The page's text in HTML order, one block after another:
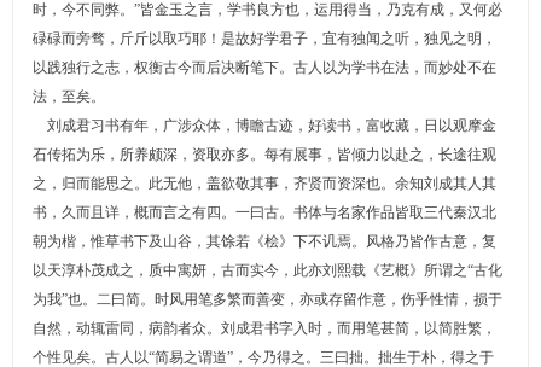
时，今不同弊。”皆金玉之言，学书良方也，运用得当，乃克有成，又何必
碌碌而旁骛，斤斤以取巧耶！是故好学君子，宜有独闻之听，独见之明，
以践独行之志，权衡古今而后决断笔下。古人以为学书在法，而妙处不在
法，至矣。
刘成君习书有年，广涉众体，博瞻古迹，好读书，富收藏，日以观摩金
石传拓为乐，所养颇深，资取亦多。每有展事，皆倾力以赴之，长途往观
之，归而能思之。此无他，盖欲敬其事，齐贤而资深也。余知刘成其人其
书，久而且详，概而言之有四。一曰古。书体与名家作品皆取三代秦汉北
朝为楷，惟草书下及山谷，其馀若《桧》下不讥焉。风格乃皆作古意，复
以天淳朴茂成之，质中寓妍，古而实今，此亦刘熙载《艺概》所谓之“古化
为我”也。二曰简。时风用笔多繁而善变，亦或存留作意，伤乎性情，损于
自然，动辄雷同，病韵者众。刘成君书字入时，而用笔甚简，以简胜繁，
个性见矣。古人以“简易之谓道”，今乃得之。三曰拙。拙生于朴，得之于